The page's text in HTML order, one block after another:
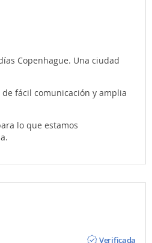
Copenhague. Una ciudad
fácil comunicación y amplia
lo que estamos
Verificada